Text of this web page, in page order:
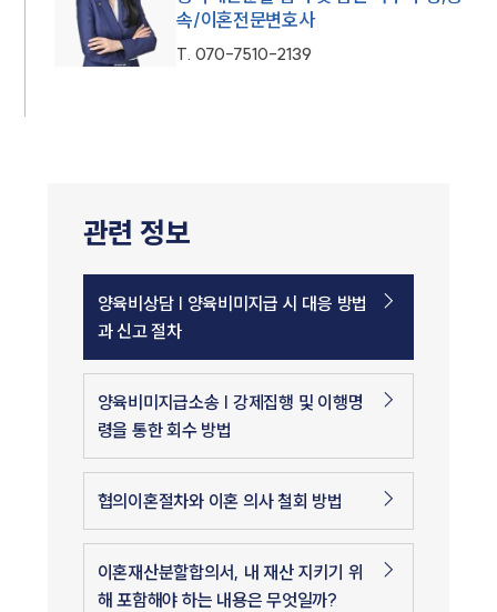
속/이혼전문변호사
T. 070-7510-2139
관련 정보
양육비상담 | 양육비미지급 시 대응 방법
과 신고 절차
양육비미지급소송 | 강제집행 및 이행명
령을 통한 회수 방법
협의이혼절차와 이혼 의사 철회 방법
이혼재산분할합의서, 내 재산 지키기 위
해 포함해야 하는 내용은 무엇일까?